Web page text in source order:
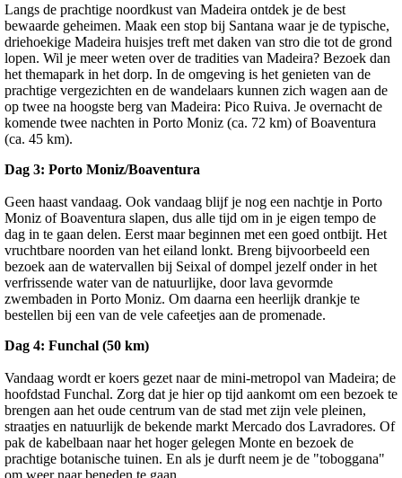
Langs de prachtige noordkust van Madeira ontdek je de best
bewaarde geheimen. Maak een stop bij Santana waar je de typische,
driehoekige Madeira huisjes treft met daken van stro die tot de grond
lopen. Wil je meer weten over de tradities van Madeira? Bezoek dan
het themapark in het dorp. In de omgeving is het genieten van de
prachtige vergezichten en de wandelaars kunnen zich wagen aan de
op twee na hoogste berg van Madeira: Pico Ruiva. Je overnacht de
komende twee nachten in Porto Moniz (ca. 72 km) of Boaventura
(ca. 45 km).
Dag 3: Porto Moniz/Boaventura
Geen haast vandaag. Ook vandaag blijf je nog een nachtje in Porto
Moniz of Boaventura slapen, dus alle tijd om in je eigen tempo de
dag in te gaan delen. Eerst maar beginnen met een goed ontbijt. Het
vruchtbare noorden van het eiland lonkt. Breng bijvoorbeeld een
bezoek aan de watervallen bij Seixal of dompel jezelf onder in het
verfrissende water van de natuurlijke, door lava gevormde
zwembaden in Porto Moniz. Om daarna een heerlijk drankje te
bestellen bij een van de vele cafeetjes aan de promenade.
Dag 4: Funchal (50 km)
Vandaag wordt er koers gezet naar de mini-metropol van Madeira; de
hoofdstad Funchal. Zorg dat je hier op tijd aankomt om een bezoek te
brengen aan het oude centrum van de stad met zijn vele pleinen,
straatjes en natuurlijk de bekende markt Mercado dos Lavradores. Of
pak de kabelbaan naar het hoger gelegen Monte en bezoek de
prachtige botanische tuinen. En als je durft neem je de "toboggana"
om weer naar beneden te gaan.